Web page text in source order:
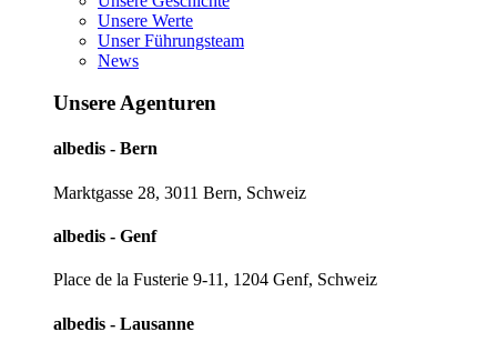
Unsere Werte
Unser Führungsteam
News
Unsere Agenturen
albedis - Bern
Marktgasse 28, 3011 Bern, Schweiz
albedis - Genf
Place de la Fusterie 9-11, 1204 Genf, Schweiz
albedis - Lausanne